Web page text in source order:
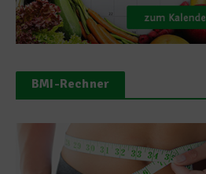
BMI-Rechner